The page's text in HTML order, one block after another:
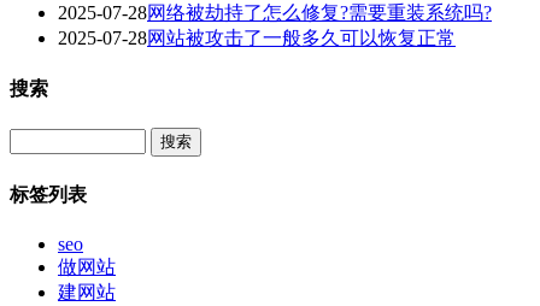
2025-07-28网络被劫持了怎么修复?需要重装系统吗?
2025-07-28网站被攻击了一般多久可以恢复正常
搜索
标签列表
seo
做网站
建网站